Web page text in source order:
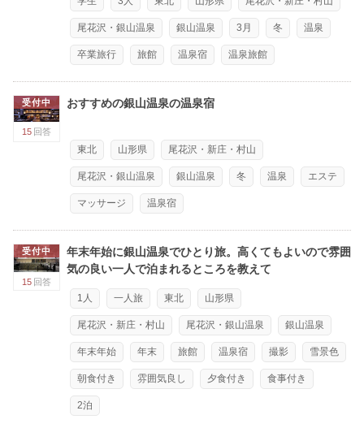
尾花沢・銀山温泉 銀山温泉 3月 冬 温泉
卒業旅行 旅館 温泉宿 温泉旅館
受付中
15 回答
おすすめの銀山温泉の温泉宿
東北 山形県 尾花沢・新庄・村山
尾花沢・銀山温泉 銀山温泉 冬 温泉 エステ
マッサージ 温泉宿
受付中
15 回答
年末年始に銀山温泉でひとり旅。高くてもよいので雰囲
気の良い一人で泊まれるところを教えて
1人 一人旅 東北 山形県
尾花沢・新庄・村山 尾花沢・銀山温泉 銀山温泉
年末年始 年末 旅館 温泉宿 撮影 雪景色
朝食付き 雰囲気良し 夕食付き 食事付き
2泊